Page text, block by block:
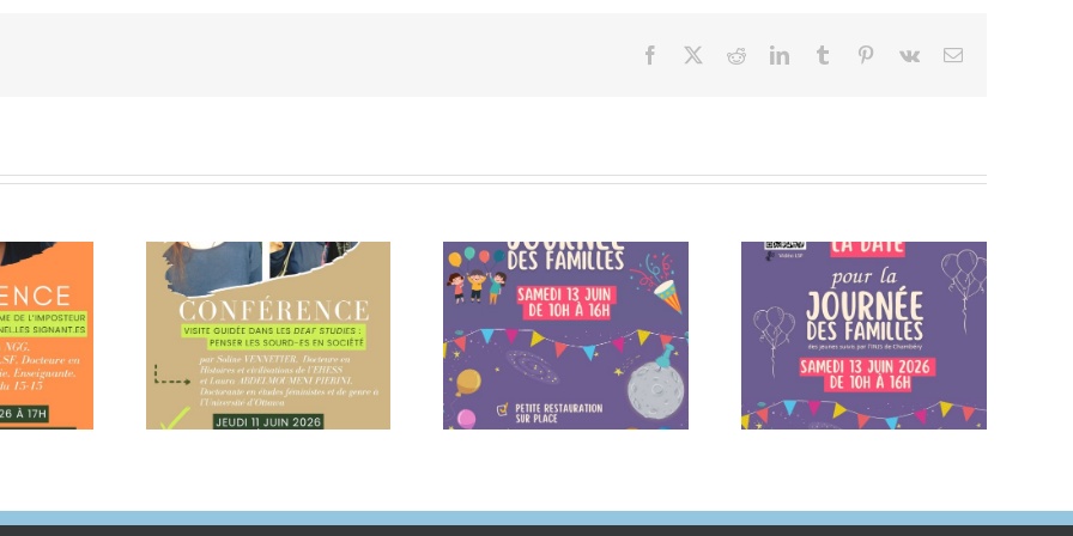
Facebook RedditLinkedInTumblr Pinterest
Vk Email
Visite
les Deaf
penser les
en société
Journée des familles,
samedi 13 juin
Notez la date dans vos
agendas – Samedi 13
juin 2026
Fermeture estivale de
l’institut